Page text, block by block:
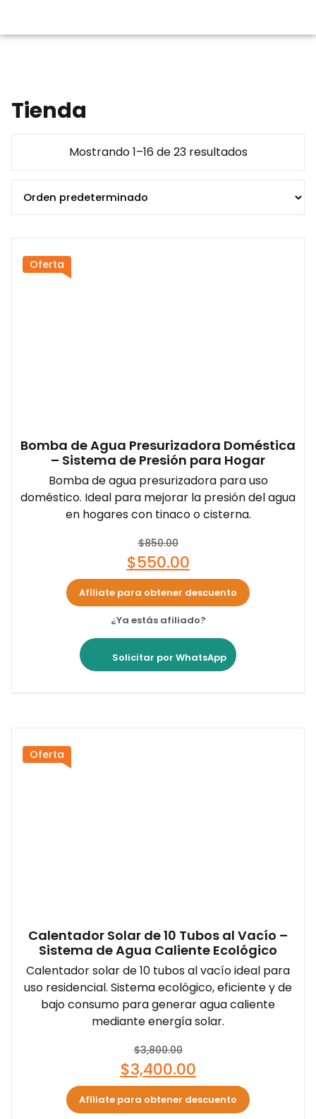
Tienda
Mostrando 1–16 de 23 resultados
Oferta
Bomba de Agua Presurizadora Doméstica
– Sistema de Presión para Hogar
Bomba de agua presurizadora para uso
doméstico. Ideal para mejorar la presión del agua
en hogares con tinaco o cisterna.
$850.00
$550.00
Afíliate para obtener descuento
¿Ya estás afiliado?
Solicitar por WhatsApp
Oferta
Calentador Solar de 10 Tubos al Vacío –
Sistema de Agua Caliente Ecológico
Calentador solar de 10 tubos al vacío ideal para
uso residencial. Sistema ecológico, eficiente y de
bajo consumo para generar agua caliente
mediante energía solar.
$3,800.00
$3,400.00
Afíliate para obtener descuento